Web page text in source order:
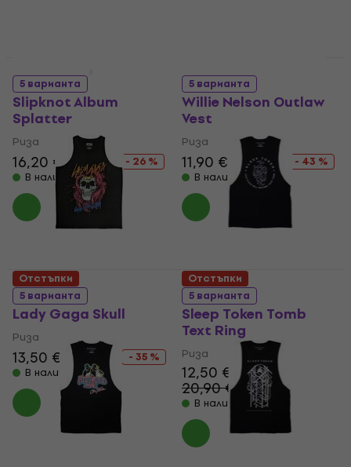
5 варианта
Slipknot Album
Splatter
Риза
16,20 €21,90 €
- 26 %
В наличност
5 варианта
Willie Nelson Outlaw
Vest
Риза
11,90 € 20,90 €
- 43 %
В наличност
5 варианта
Lady Gaga Skull
Риза
13,50 € 20,90 €
- 35 %
В наличност
5 варианта
Sleep Token Tomb
Text Ring
Риза
12,50 €
20,90 €
- 40 %
В наличност
Отстъпки Отстъпки